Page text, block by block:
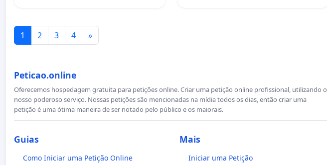
1 2 3 4 »
Peticao.online
Oferecemos hospedagem gratuita para petições online. Criar uma petição online profissional, utilizando o
nosso poderoso serviço. Nossas petições são mencionadas na mídia todos os dias, então criar uma
petição é uma ótima maneira de ser notado pelo público e os maiorais.
Guias
Como Iniciar uma Petição Online
Mais
Iniciar uma Petição